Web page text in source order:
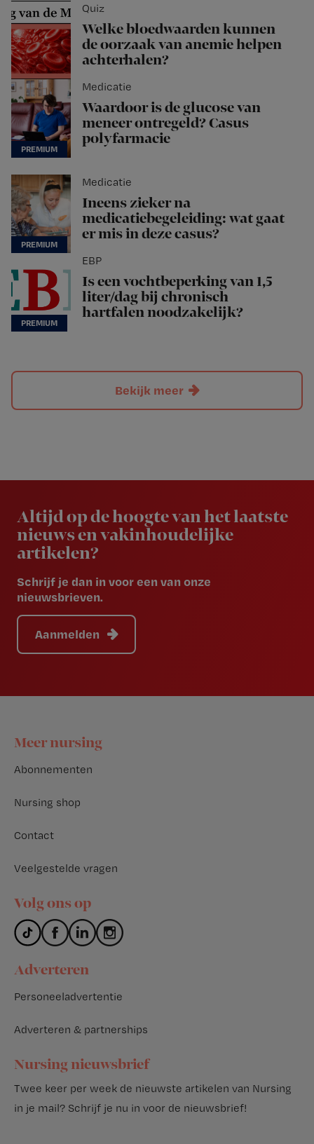
Quiz
Welke bloedwaarden kunnen
de oorzaak van anemie helpen
achterhalen?
Medicatie
Waardoor is de glucose van
meneer ontregeld? Casus
polyfarmacie
Medicatie
Ineens zieker na
medicatiebegeleiding: wat gaat
er mis in deze casus?
EBP
Is een vochtbeperking van 1,5
liter/dag bij chronisch
hartfalen noodzakelijk?
Bekijk meer
Altijd op de hoogte van het laatste
nieuws en vakinhoudelijke
artikelen?
Schrijf je dan in voor een van onze
nieuwsbrieven.
Aanmelden
Footer
Meer nursing
Abonnementen
Nursing shop
Contact
Veelgestelde vragen
Volg ons op
Adverteren
Personeeladvertentie
Adverteren & partnerships
Nursing nieuwsbrief
Twee keer per week de nieuwste artikelen van Nursing
in je mail? Schrijf je nu in voor de nieuwsbrief!